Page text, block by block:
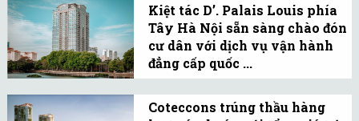
tín của Hoa Sen Home –
đơn vị cung cấp vật liệu
xây dựng và nội thất dẫn
đầu trên trị trường.
Kiệt tác D’. Palais Louis phía
Tây Hà Nội sẵn sàng chào đón
cư dân với dịch vụ vận hành
đẳng cấp quốc ...
Toạ lạc tại số 6 Nguyễn
Văn Huyên, quận Cầu
Coteccons trúng thầu hàng